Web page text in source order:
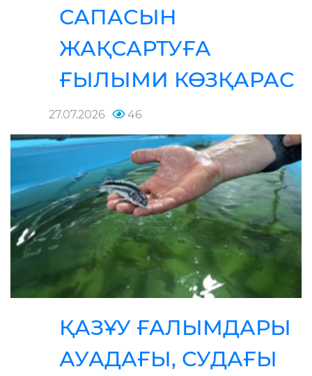
САПАСЫН
ЖАҚСАРТУҒА
ҒЫЛЫМИ КӨЗҚАРАС
27.07.2026 46
ҚАЗҰУ ҒАЛЫМДАРЫ
АУАДАҒЫ, СУДАҒЫ